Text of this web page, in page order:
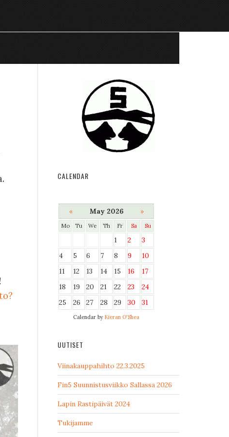
CALENDAR
« May 2026 »
Mo Tu We Th Fr Sa Su
1 2
3
4
5 6 7 8 9
10
11
12 13 14 15 16
17
18
19 20 21 22 23
24
25
26 27 28 29 30 31
Calendar by Kieran O'Shea
UUTISET
Viinakauppahihto 22.3.2025
Fin5 Suunnistusviikko Sallassa 2026
Lapin Rastipäivät 2024
Tukijamme